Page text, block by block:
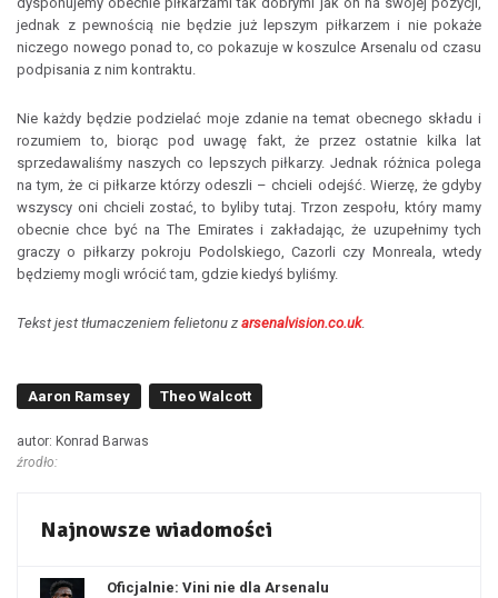
jednak z pewnością nie będzie już lepszym piłkarzem i nie pokaże
niczego nowego ponad to, co pokazuje w koszulce Arsenalu od czasu
podpisania z nim kontraktu.
Nie każdy będzie podzielać moje zdanie na temat obecnego składu i
rozumiem to, biorąc pod uwagę fakt, że przez ostatnie kilka lat
sprzedawaliśmy naszych co lepszych piłkarzy. Jednak różnica polega
na tym, że ci piłkarze którzy odeszli – chcieli odejść. Wierzę, że gdyby
wszyscy oni chcieli zostać, to byliby tutaj. Trzon zespołu, który mamy
obecnie chce być na The Emirates i zakładając, że uzupełnimy tych
graczy o piłkarzy pokroju Podolskiego, Cazorli czy Monreala, wtedy
będziemy mogli wrócić tam, gdzie kiedyś byliśmy.
Tekst jest tłumaczeniem felietonu z arsenalvision.co.uk.
Aaron Ramsey Theo Walcott
autor: Konrad Barwas
źrodło:
Najnowsze wiadomości
Oficjalnie: Vini nie dla Arsenalu